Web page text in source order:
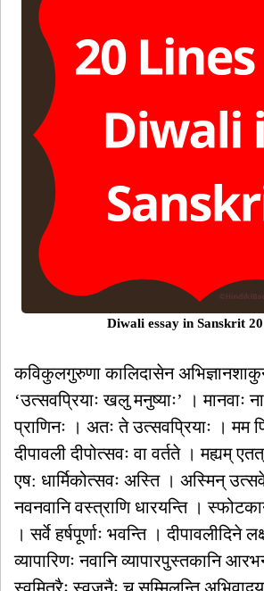
Diwali essay in Sanskrit
कविकुलगुरुणा कालिदासेन
‘उत्सवप्रियाः खलु मनुष्याः’ । मानवाः
प्राणिनः । अतः ते उत्सवप्रियाः । मम
दीपावली दीपोत्सवः वा वर्तते । मह्यम्
एष: धार्मिकोत्सवः अस्ति । अस्मिन्
नवनवानि वस्त्राणि धारयन्ति ।
। सर्वे हर्षपूर्णाः भवन्ति । दीपावलीदिने
व्यापारिणः नवानि व्यापारपुस्तकानि